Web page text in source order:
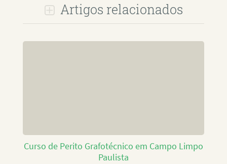
Artigos relacionados
Curso de Perito Grafotécnico em Campo Limpo
Paulista